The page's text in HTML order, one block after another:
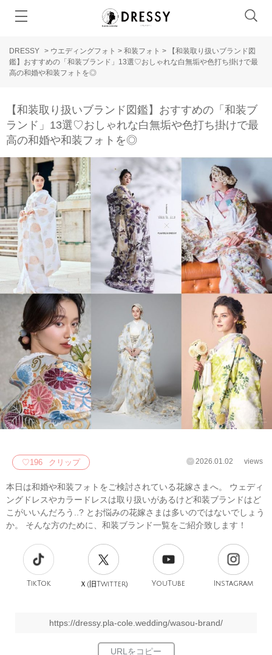
DRESSY > ウエディングフォト > 和装フォト >
【和装取り扱いブランド図
鑑】おすすめの「和装ブランド」13選♡おしゃれな白無垢や色打ち掛けで最
高の和婚や和装フォトを◎
【和装取り扱いブランド図鑑】おすすめの「和装ブ
ランド」13選♡おしゃれな白無垢や色打ち掛けで最
高の和婚や和装フォトを◎
♡196 クリップ 2026.01.02 views
本日は和婚や和装フォトをご検討されている花嫁さまへ。 ウェディ
ングドレスやカラードレスは取り扱いがあるけど和装ブランドはど
こがいいんだろう..? とお悩みの花嫁さまは多いのではないでしょう
か。 そんな方のために、和装ブランド一覧をご紹介致します！
TikTok Ｘ(旧Twitter) YouTube Instagram
https://dressy.pla-cole.wedding/wasou-brand/